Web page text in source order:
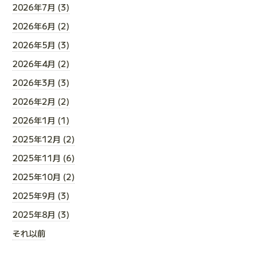
2026年7月 (3)
2026年6月 (2)
2026年5月 (3)
2026年4月 (2)
2026年3月 (3)
2026年2月 (2)
2026年1月 (1)
2025年12月 (2)
2025年11月 (6)
2025年10月 (2)
2025年9月 (3)
2025年8月 (3)
それ以前